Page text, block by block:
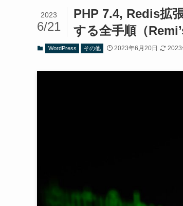
PHP 7.4, Redis拡
する全手順（
2023
6/21
WordPress その他 2023年6月20日 2023